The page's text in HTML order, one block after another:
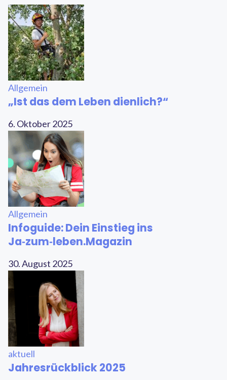
Allgemein
„Ist das dem Leben dienlich?“
6. Oktober 2025
Allgemein
Infoguide: Dein Einstieg ins
Ja‑zum‑leben.Magazin
30. August 2025
aktuell
Jahresrückblick 2025